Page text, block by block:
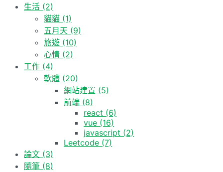
生活 (2)
貓貓 (1)
五月天 (9)
旅遊 (10)
心情 (2)
工作 (4)
軟體 (20)
網站建置 (5)
前端 (8)
react (6)
vue (16)
javascript (2)
Leetcode (7)
論文 (3)
隨筆 (8)